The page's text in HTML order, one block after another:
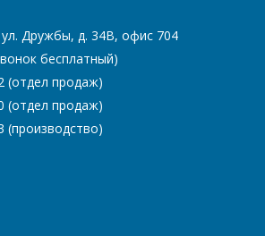
Дружбы, д. 34В, офис 704
бесплатный)
(отдел продаж)
(отдел продаж)
(производство)